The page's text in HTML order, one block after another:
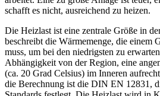
schafft es nicht, ausreichend zu heizen.
Die Heizlast ist eine zentrale Größe in
beschreibt die Wärmemenge, die einem
muss, um bei den niedrigsten zu
Abhängigkeit von der Region, eine
(ca. 20 Grad Celsius) im Inneren
die Berechnung ist die DIN EN 12831,